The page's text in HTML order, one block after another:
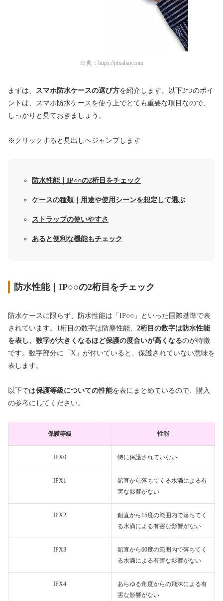
出典： https://pixabay.com
まずは、 スマホ防水ケースの選び方を紹介します。以下3つのポイ
ントは、スマホ防水ケースを使う上でとても重要な項目なので、
しっかりと見ておきましょう。
※クリックすると見出しへジャンプします
防水性能｜IP○○の2桁目をチェック
ケースの種類｜用途や使用シーンを想定して選ぶ
ストラップの使いやすさ
あると便利な機能もチェック
防水性能｜IP○○の2桁目をチェック
防水ケースに限らず、防水性能は「IP○○」といった国際基準で表
されています。1桁目の数字は防塵性能、 2桁目の数字は防水性能
を表し、数字が大きくなるほど保護の度合いが高くなるのが特徴
です。数字部分に「X」が付いていると、保護されていない意味を
表します。
以下では保護等級についての性能を表にまとめているので、購入
の参考にしてください。
保護等級 性能
IPX0 特に保護されていない
IPX1
鉛直から落ちてくる水滴による有
害な影響がない
IPX2
鉛直から15度の範囲内で落ちてく
る水滴による有害な影響がない
IPX3
鉛直から60度の範囲内で落ちてく
る水滴による有害な影響がない
IPX4
あらゆる角度からの飛沫による有
害な影響がない